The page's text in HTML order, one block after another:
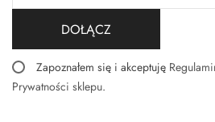
DOŁĄCZ
Zapoznałem się i akceptuję
Prywatności sklepu.